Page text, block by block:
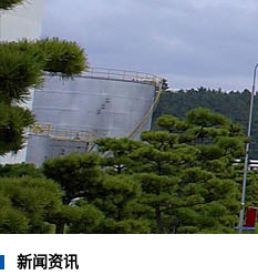
新闻资讯